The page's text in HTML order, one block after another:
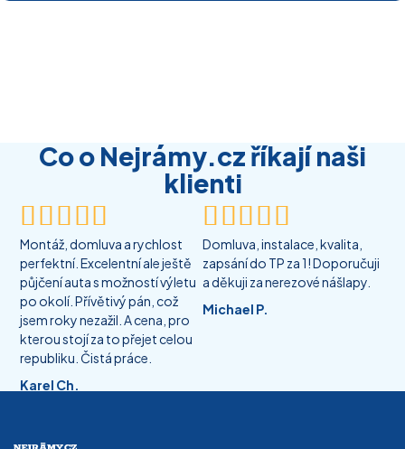
Co o Nejrámy.cz říkají naši
klienti

Montáž, domluva a rychlost
perfektní. Excelentní ale ještě
půjčení auta s možností výletu
po okolí. Přívětivý pán, což
jsem roky nezažil. A cena, pro
kterou stojí za to přejet celou
republiku. Čistá práce.
Karel Ch.

Domluva, instalace, kvalita,
zapsání do TP za 1! Doporučuji
a děkuji za nerezové nášlapy.
Michael P.